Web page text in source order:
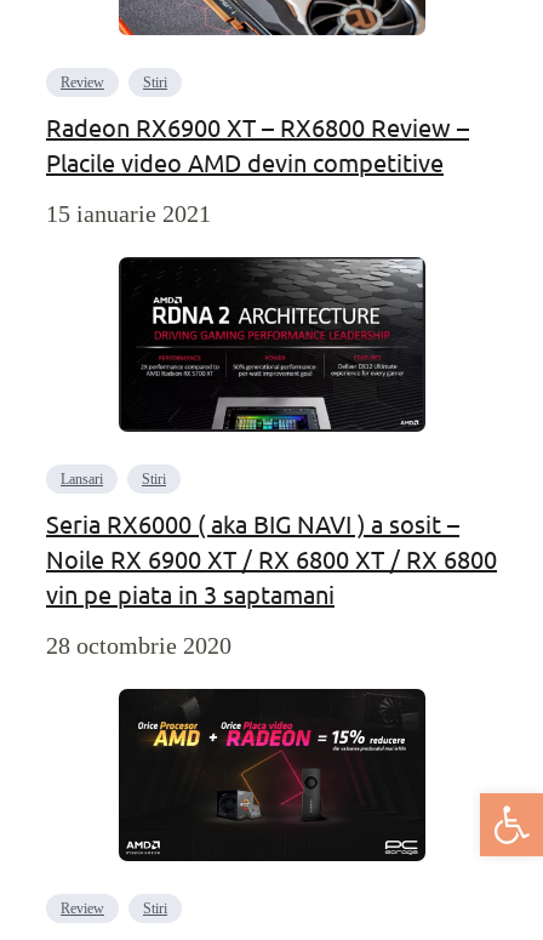
Deschide
Review Stiri
Radeon RX6900 XT – RX6800 Review –
Placile video AMD devin competitive
15 ianuarie 2021
Lansari Stiri
Seria RX6000 ( aka BIG NAVI ) a sosit –
Noile RX 6900 XT / RX 6800 XT / RX 6800
vin pe piata in 3 saptamani
28 octombrie 2020
Review Stiri